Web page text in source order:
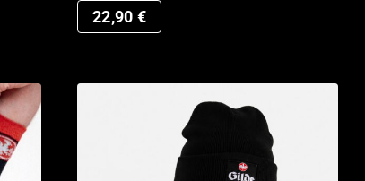
22,90 €